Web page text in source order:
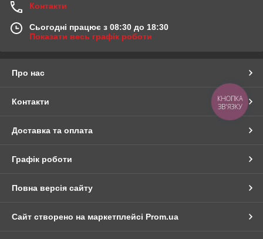
Контакти
Сьогодні працює з 08:30 до 18:30
Показати весь графік роботи
Про нас
Контакти
Доставка та оплата
Графік роботи
Повна версія сайту
Сайт створено на маркетплейсі Prom.ua
КНОПКА
ЗВ'ЯЗКУ